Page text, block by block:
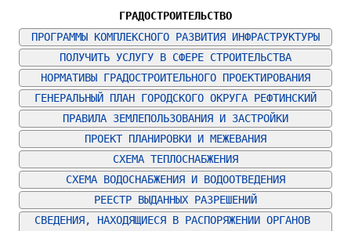
ГРАДОСТРОИТЕЛЬСТВО
ПРОГРАММЫ КОМПЛЕКСНОГО РАЗВИТИЯ ИНФРАСТРУКТУРЫ
ПОЛУЧИТЬ УСЛУГУ В СФЕРЕ СТРОИТЕЛЬСТВА
НОРМАТИВЫ ГРАДОСТРОИТЕЛЬНОГО ПРОЕКТИРОВАНИЯ
ГЕНЕРАЛЬНЫЙ ПЛАН ГОРОДСКОГО ОКРУГА РЕФТИНСКИЙ
ПРАВИЛА ЗЕМЛЕПОЛЬЗОВАНИЯ И ЗАСТРОЙКИ
ПРОЕКТ ПЛАНИРОВКИ И МЕЖЕВАНИЯ
СХЕМА ТЕПЛОСНАБЖЕНИЯ
СХЕМА ВОДОСНАБЖЕНИЯ И ВОДООТВЕДЕНИЯ
РЕЕСТР ВЫДАННЫХ РАЗРЕШЕНИЙ
СВЕДЕНИЯ, НАХОДЯЩИЕСЯ В РАСПОРЯЖЕНИИ ОРГАНОВ